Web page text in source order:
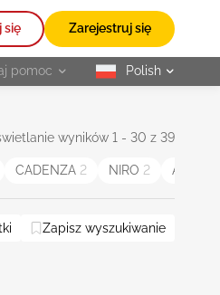
się Zarejestruj się
pomoc selected
Polish
wyników 1 - 30 z 39
CADENZA 2 NIRO 2
North Carolina Virginia
Zapisz wyszukiwanie